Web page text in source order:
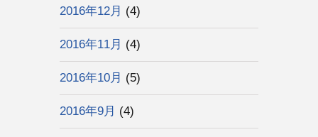
2016年12月 (4)
2016年11月 (4)
2016年10月 (5)
2016年9月 (4)